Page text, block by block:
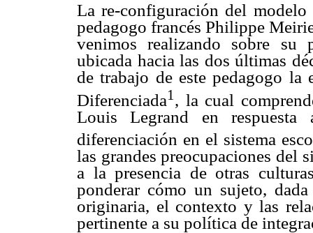
La re-configuración del
pedagogo francés Philippe
venimos realizando sobre su
ubicada hacia las dos últimas
de trabajo de este pedagogo la
Diferenciada1 , la cual
Louis Legrand en
diferenciación en el sistema
las grandes preocupaciones del
a la presencia de otras
ponderar cómo un sujeto,
originaria, el contexto y las
pertinente a su política de